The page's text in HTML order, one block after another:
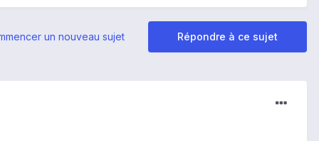
Répondre à ce sujet
un nouveau sujet